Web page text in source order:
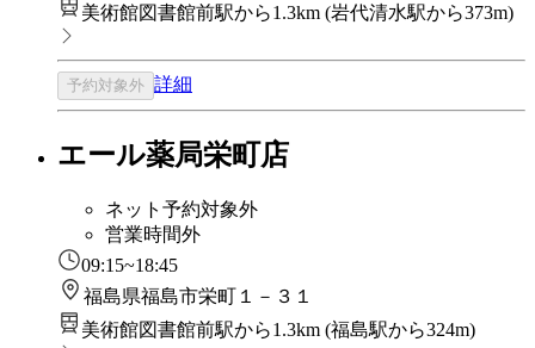
美術館図書館前駅から1.3km (岩代清水駅から373m)
予約対象外 詳細
エール薬局栄町店
ネット予約対象外
営業時間外
09:15~18:45
福島県福島市栄町１－３１
美術館図書館前駅から1.3km (福島駅から324m)